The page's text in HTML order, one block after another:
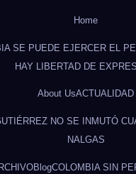
Home
SE PUEDE EJERCER EL
HAY LIBERTAD DE
About UsACTUALIDAD
NO SE INMUTÓ
NALGAS
BlogCOLOMBIA SIN